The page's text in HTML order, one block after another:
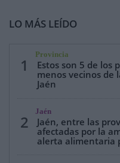
LO MÁS LEÍDO
1
Provincia
Estos son 5 de los
menos vecinos de
Jaén
2
Jaén
Jaén, entre las
afectadas por la
alerta alimentaria